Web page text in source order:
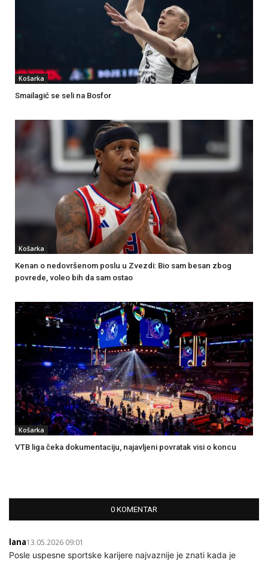
Košarka
Smailagić se seli na Bosfor
Košarka
Kenan o nedovršenom poslu u Zvezdi: Bio sam besan zbog
povrede, voleo bih da sam ostao
Košarka
VTB liga čeka dokumentaciju, najavljeni povratak visi o koncu
0 KOMENTAR
lana13.05.2026 09:01
Posle uspesne sportske karijere najvaznije je znati kada je